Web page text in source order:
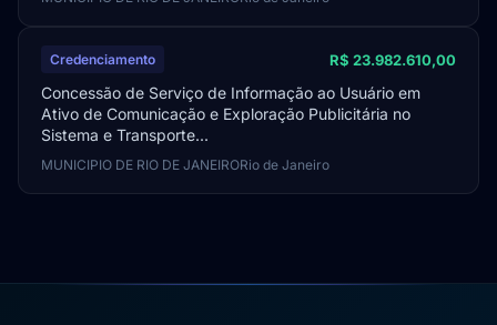
Credenciamento R$ 23.982.610,00
Concessão de Serviço de Informação ao Usuário em
Ativo de Comunicação e Exploração Publicitária no
Sistema e Transporte...
MUNICIPIO DE RIO DE JANEIRORio de Janeiro